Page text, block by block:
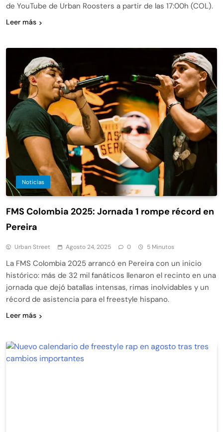
de YouTube de Urban Roosters a partir de las 17:00h (COL).
Leer más
Noticias
FMS Colombia 2025: Jornada 1 rompe récord en
Pereira
Urban Street Agosto 24, 2025 0 5 Minutos
La FMS Colombia 2025 arrancó en Pereira con un inicio
histórico: más de 32 mil fanáticos llenaron el recinto en una
jornada que dejó batallas intensas, rimas inolvidables y un
récord de asistencia para el freestyle hispano.
Leer más